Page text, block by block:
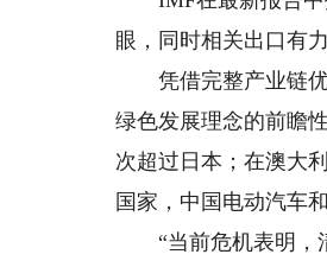
眼，同时相关出口有
凭借完整产业链优
绿色发展理念的前瞻
次超过日本；在澳大
国家，中国电动汽车
“当前危机表明，清